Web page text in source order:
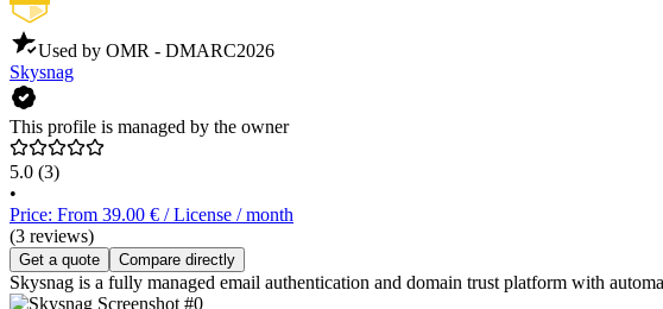
Used by OMR - DMARC2026
Skysnag
This profile is managed by the owner
5.0 (3)
•
Price: From 39.00 € / License / month
(3 reviews)
Get a quote Compare directly
Skysnag is a fully managed email authentication and domain trust platform with